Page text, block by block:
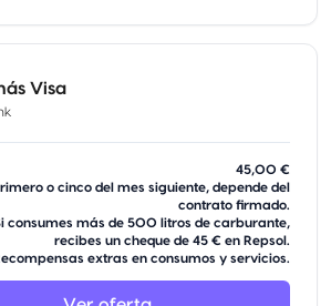
Visa
45,00 €
o cinco del mes siguiente, depende del
contrato firmado.
consumes más de 500 litros de carburante,
recibes un cheque de 45 € en Repsol.
extras en consumos y servicios.